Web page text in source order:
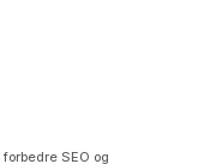
SEO og